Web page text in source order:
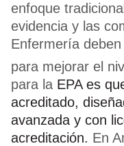
enfoque
evidencia y las
Enfermería
para mejorar el
para la EPA es
acreditado,
avanzada y con
acreditación. En